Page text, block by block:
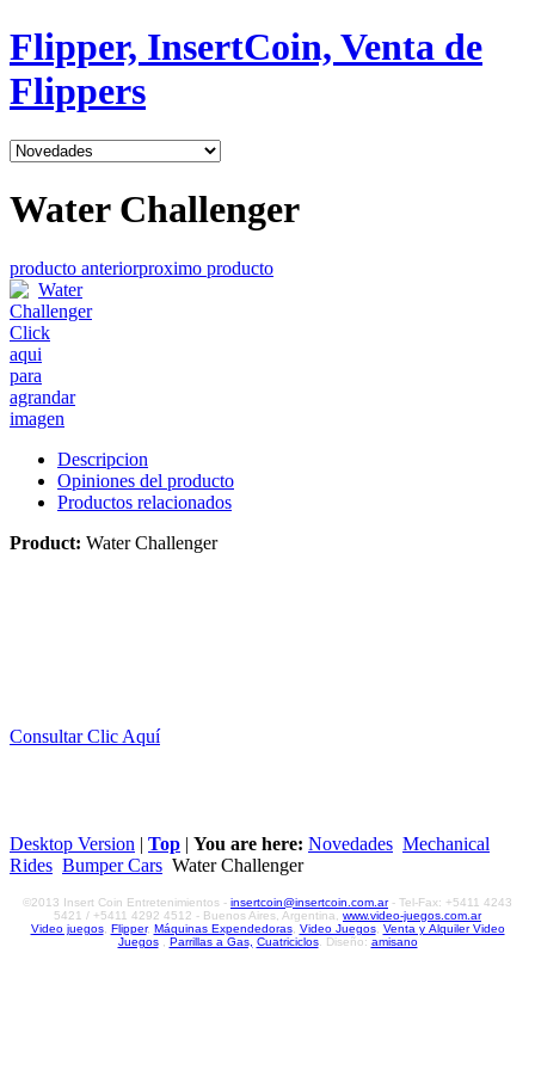
Flipper, InsertCoin, Venta de
Flippers
Water Challenger
producto anteriorproximo producto
Click
aqui
para
agrandar
imagen
Descripcion
Opiniones del producto
Productos relacionados
Product: Water Challenger
Consultar Clic Aquí
Desktop Version | Top | You are here: Novedades Mechanical
Rides Bumper Cars Water Challenger
©2013 Insert Coin Entretenimientos - insertcoin@insertcoin.com.ar- Tel-Fax: +5411 4243
5421 / +5411 4292 4512 - Buenos Aires, Argentina, www.video-juegos.com.ar
Video juegos, Flipper, Máquinas Expendedoras, Video Juegos, Venta y Alquiler Video
Juegos, Parrillas a Gas, Cuatriciclos. Diseño: amisano